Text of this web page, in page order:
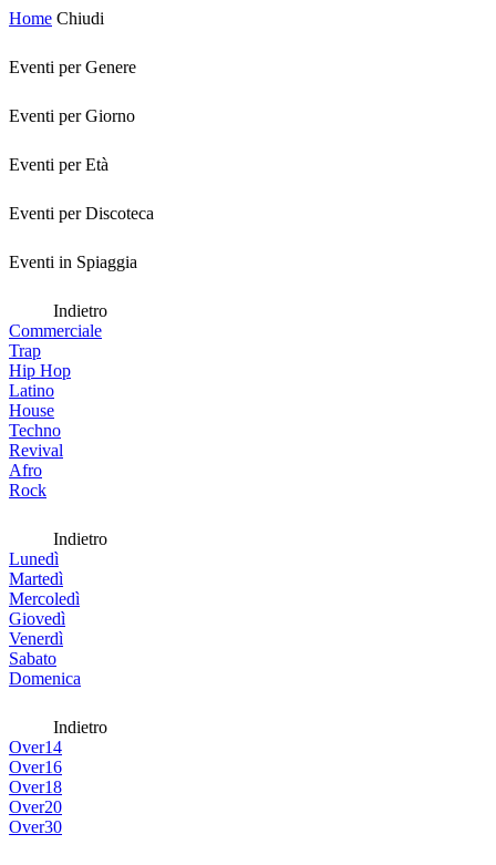
Home Chiudi
Eventi per Genere
Eventi per Giorno
Eventi per Età
Eventi per Discoteca
Eventi in Spiaggia
Indietro
Commerciale
Trap
Hip Hop
Latino
House
Techno
Revival
Afro
Rock
Indietro
Lunedì
Martedì
Mercoledì
Giovedì
Venerdì
Sabato
Domenica
Indietro
Over14
Over16
Over18
Over20
Over30